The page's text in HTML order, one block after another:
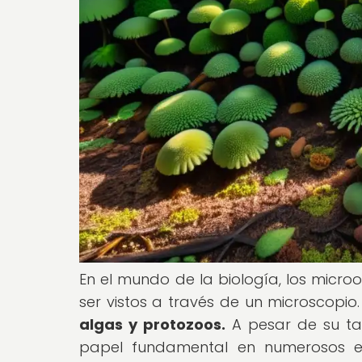
En el mundo de la biología, los
ser vistos a través de un
algas y protozoos. A pesar de su
papel fundamental en numerosos